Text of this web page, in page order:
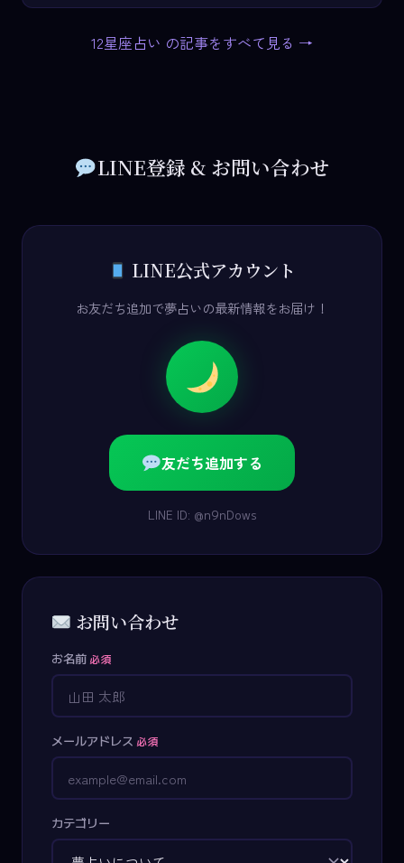
12星座占い の記事をすべて見る →
LINE登録 & お問い合わせ
LINE公式アカウント
お友だち追加で夢占いの最新情報をお届け！
友だち追加する
LINE ID: @n9nDows
お問い合わせ
お名前 必須
メールアドレス 必須
カテゴリー